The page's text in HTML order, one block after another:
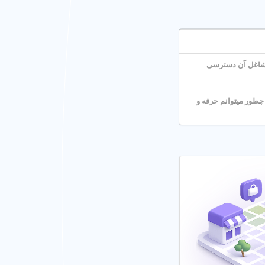
رباط کریم محدوده
عکاسی خانوادگی
آتلیه عکس
شهر رباط کریم
وقت ندارید! با
انتخاب کنید و از
بدون هیچ دغدغه ای،
آتلیه عکاسی
مشاغل آن دسترسی
میتوانم حرفه و